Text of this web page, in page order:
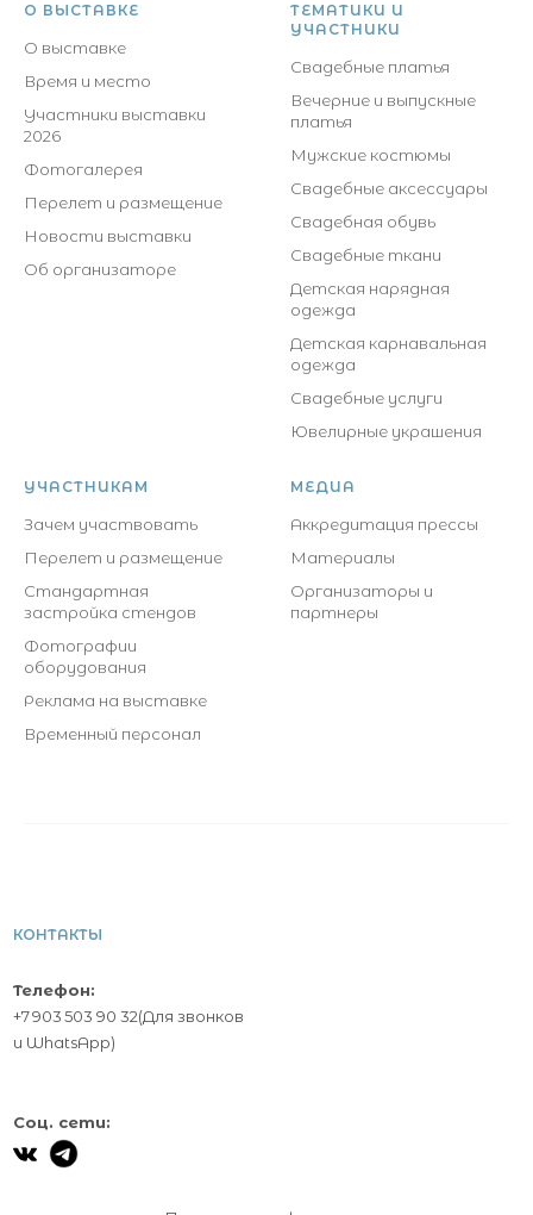
О ВЫСТАВКЕ
О выставке
Время и место
Участники выставки
2026
Фотогалерея
Перелет и размещение
Новости выставки
Об организаторе
ТЕМАТИКИ И
УЧАСТНИКИ
Свадебные платья
Вечерние и выпускные
платья
Мужские костюмы
Свадебные аксессуары
Свадебная обувь
Свадебные ткани
Детская нарядная
одежда
Детская карнавальная
одежда
Свадебные услуги
Ювелирные украшения
УЧАСТНИКАМ
Зачем участвовать
Перелет и размещение
Стандартная
застройка стендов
Фотографии
оборудования
Реклама на выставке
Временный персонал
МЕДИА
Аккредитация прессы
Материалы
Организаторы и
партнеры
КОНТАКТЫ
Телефон:
+7 903 503 90 32(Для звонков
и WhatsApp)
Соц. сети: